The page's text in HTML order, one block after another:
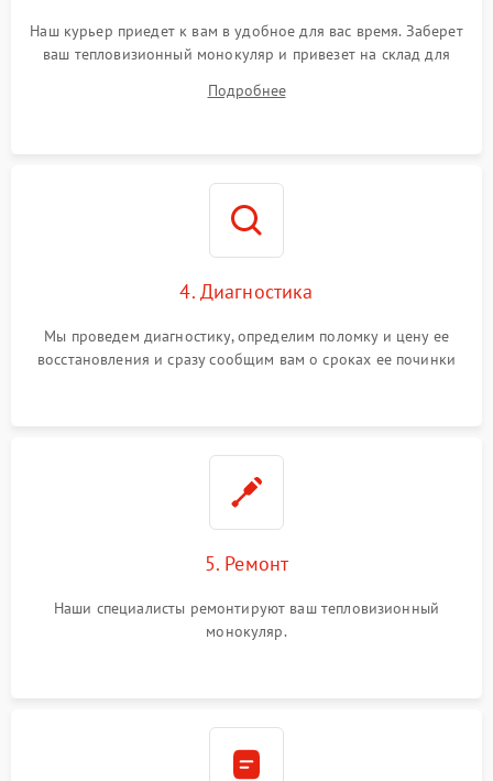
Наш курьер приедет к вам в удобное для вас время. Заберет
ваш тепловизионный монокуляр и привезет на склад для
Подробнее
4. Диагностика
Мы проведем диагностику, определим поломку и цену ее
восстановления и сразу сообщим вам о сроках ее починки
5. Ремонт
Наши специалисты ремонтируют ваш тепловизионный
монокуляр.